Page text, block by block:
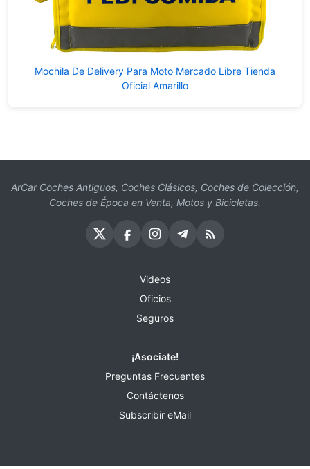
Mochila De Delivery Para Moto Mercado Libre Tienda
Oficial Amarillo
ArCar Coches Antiguos, Coches Clásicos, Coches de Colección,
Coches de Época en Venta, Motos y Bicicletas.
Videos
Oficios
Seguros
¡Asociate!
Preguntas Frecuentes
Contáctenos
Subscribir eMail